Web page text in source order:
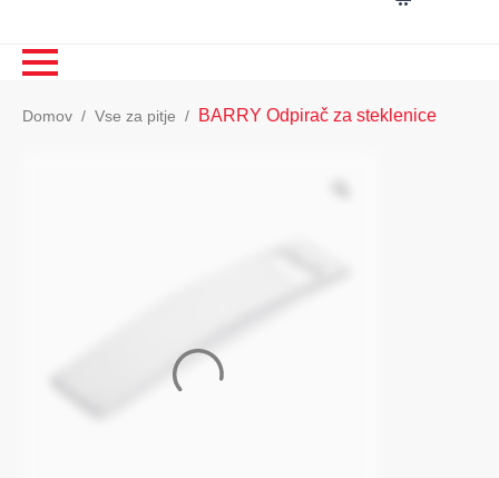
Domov Vse za pitje BARRY Odpirač za steklenice